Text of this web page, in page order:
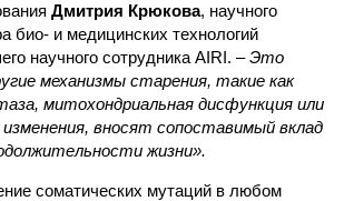
Дмитрия Крюкова, научного
био- и медицинских технологий
научного сотрудника AIRI. –Это
механизмы старения, такие как
митохондриальная дисфункция или
изменения, вносят сопоставимый вклад
жизни».
соматических мутаций в любом